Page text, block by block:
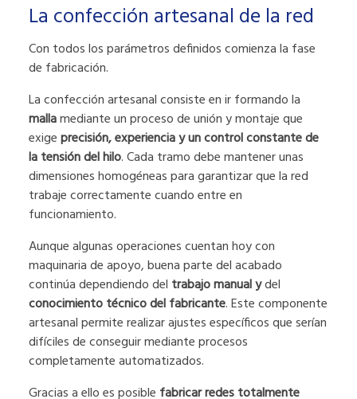
La confección artesanal de la red
Con todos los parámetros definidos comienza la fase
de fabricación.
La confección artesanal consiste en ir formando la
mallamediante un proceso de unión y montaje que
exigeprecisión, experiencia y un control constante de
la tensión del hilo. Cada tramo debe mantener unas
dimensiones homogéneas para garantizar que la red
trabaje correctamente cuando entre en
funcionamiento.
Aunque algunas operaciones cuentan hoy con
maquinaria de apoyo, buena parte del acabado
continúa dependiendo del trabajo manual ydel
conocimiento técnico del fabricante. Este componente
artesanal permite realizar ajustes específicos que serían
difíciles de conseguir mediante procesos
completamente automatizados.
Gracias a ello es posible fabricar redes totalmente